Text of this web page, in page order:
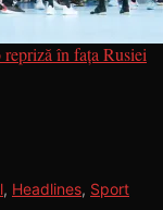
în fața Rusiei
, Headlines, Sport